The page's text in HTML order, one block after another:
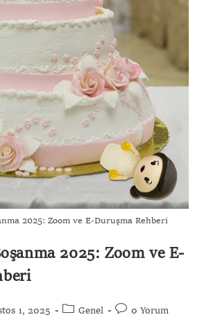
2025: Zoom ve E-Duruşma Rehberi
2025: Zoom ve E-
1, 2025 Genel 0 Yorum